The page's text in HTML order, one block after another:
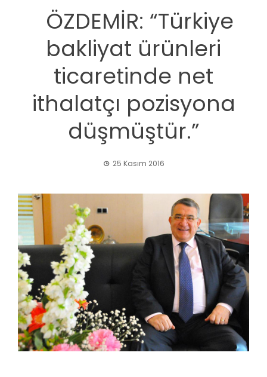
ÖZDEMİR: “Türkiye
bakliyat ürünleri
ticaretinde net
ithalatçı pozisyona
düşmüştür.”
25 Kasım 2016